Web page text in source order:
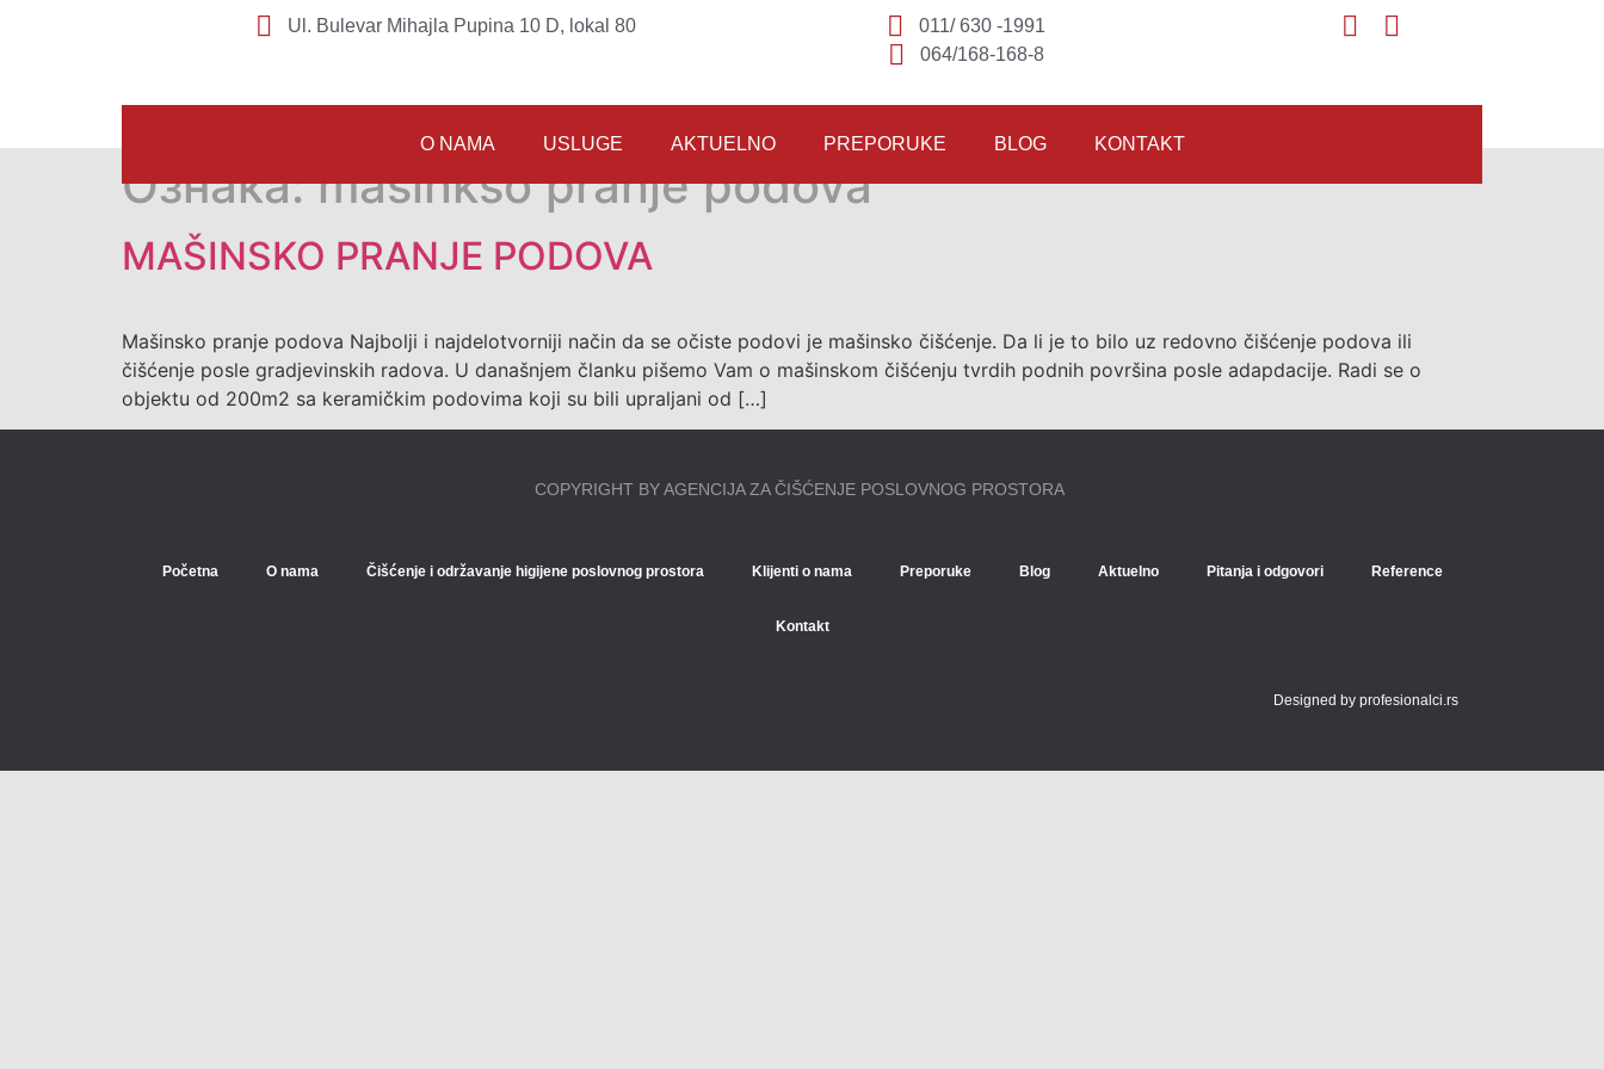
Ul. Bulevar Mihajla Pupina 10 D, lokal 80
011/ 630 -1991
064/168-168-8
O NAMA USLUGE AKTUELNO PREPORUKE BLOG KONTAKT
Ознака:masinkso pranje podova
MAŠINSKO PRANJE PODOVA
Mašinsko pranje podova Najbolji i najdelotvorniji način da se očiste podovi je mašinsko čišćenje. Da li je to bilo uz redovno čišćenje podova ili
čišćenje posle gradjevinskih radova. U današnjem članku pišemo Vam o mašinskom čišćenju tvrdih podnih površina posle adapdacije. Radi se o
objektu od 200m2 sa keramičkim podovima koji su bili upraljani od […]
COPYRIGHT BY AGENCIJA ZA ČIŠĆENJE POSLOVNOG PROSTORA
Početna O nama Čišćenje i održavanje higijene poslovnog prostora Klijenti o nama Preporuke Blog Aktuelno Pitanja i odgovori Reference
Kontakt
Designed by profesionalci.rs